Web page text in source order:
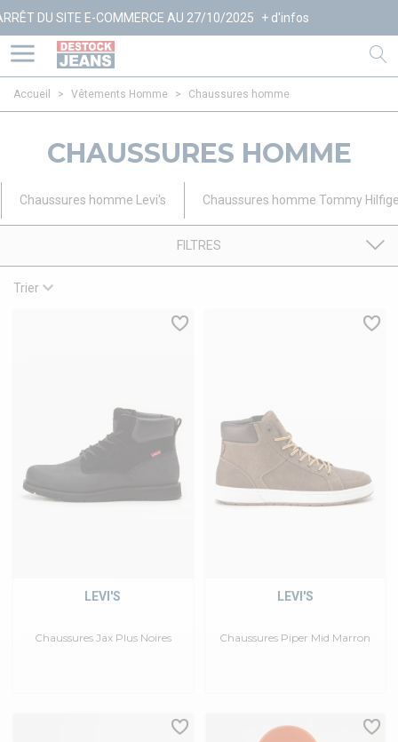
E-COMMERCE AU 27/10/2025 + d'infos
Accueil > Vêtements Homme > Chaussures homme
CHAUSSURES HOMME
Chaussures homme Levi's Chaussures homme Tommy
FILTRES
Trier
Chaussures Jax Plus Noires
LEVI'S
Chaussures Piper Mid Marron
LEVI'S